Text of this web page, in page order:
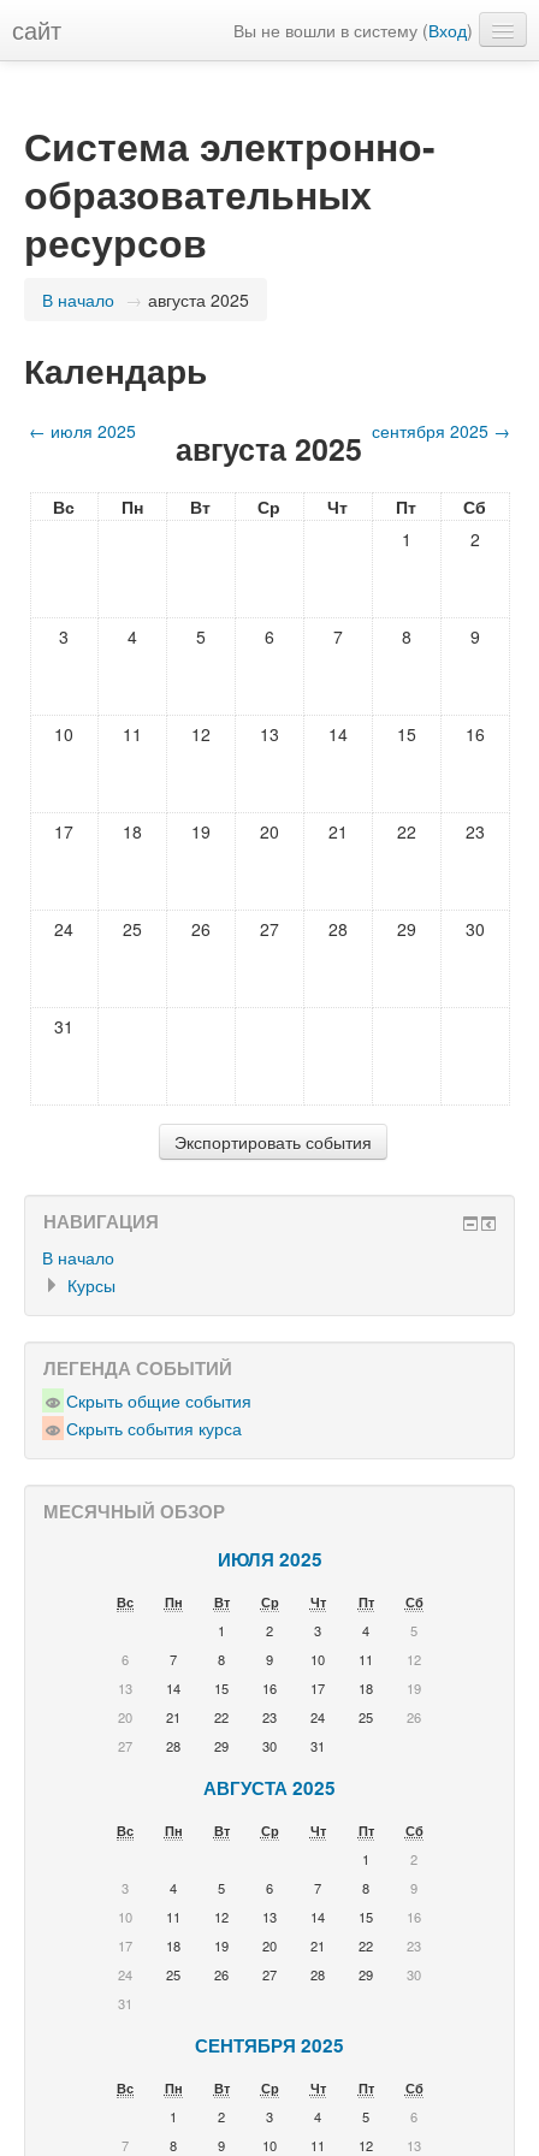
сайт Вы не вошли в систему (Вход)
Система электронно-
образовательных
ресурсов
В начало → августа 2025
Календарь
← июля 2025 августа 2025 сентября 2025 →
Вс Пн Вт Ср Чт Пт
Сб
1
2
3 4 5 6 7 8 9
10 11 12 13 14 15 16
17 18 19 20 21 22 23
24 25 26 27 28 29 30
31
НАВИГАЦИЯ
В начало
Курсы
ЛЕГЕНДА СОБЫТИЙ
Скрыть общие события
Скрыть события курса
МЕСЯЧНЫЙ ОБЗОР
ИЮЛЯ 2025
Вс Пн Вт Ср Чт Пт
Сб
1
2 3 4
5
6
7 8 9 10 11
12
13
14 15 16 17 18
19
20
21 22 23 24 25
26
27
28 29 30 31
АВГУСТА 2025
Вс Пн Вт Ср Чт Пт
Сб
1
2
3
4 5 6 7 8
9
10
11 12 13 14 15
16
17
18 19 20 21 22
23
24
25 26 27 28 29
30
31
СЕНТЯБРЯ 2025
Вс Пн Вт Ср Чт Пт
Сб
1
2 3 4 5
6
7
8 9 10 11 12 13